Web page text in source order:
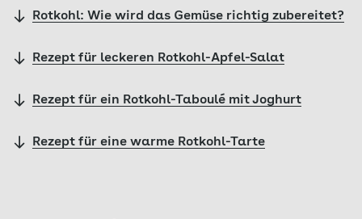
Rotkohl: Wie wird das Gemüse richtig zubereitet?
Rezept für leckeren Rotkohl-Apfel-Salat
Rezept für ein Rotkohl-Taboulé mit Joghurt
Rezept für eine warme Rotkohl-Tarte